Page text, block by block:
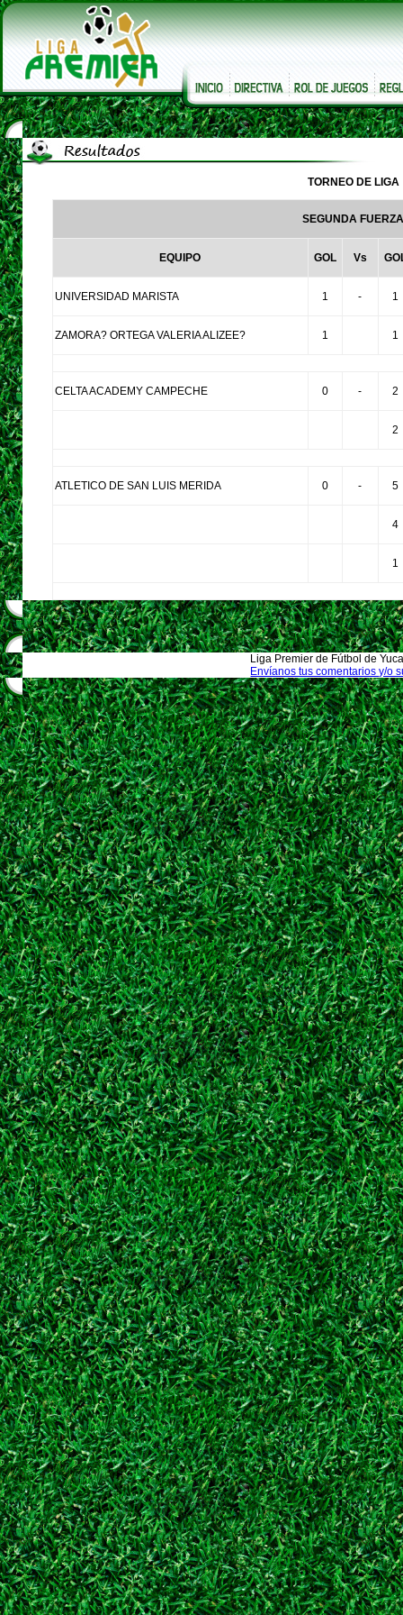
TORNEO DE LIGA
SEGUNDA
EQUIPO GOL Vs
UNIVERSIDAD MARISTA 1 - 1
ZAMORA? ORTEGA VALERIA ALIZEE? 1 1
CELTA ACADEMY CAMPECHE 0 - 2
2
ATLETICO DE SAN LUIS MERIDA 0 - 5
4
1
Liga Premier de Fútbol de
Envíanos tus comentarios y/o